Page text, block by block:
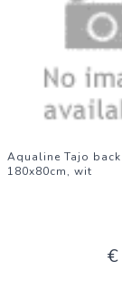
Aqualine Tajo
180x80cm, wit
€